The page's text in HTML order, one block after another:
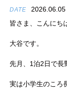
DATE
2026.06.05
皆さま、こんにち
大谷です。
先月、1泊2日で長
実は小学生のころ